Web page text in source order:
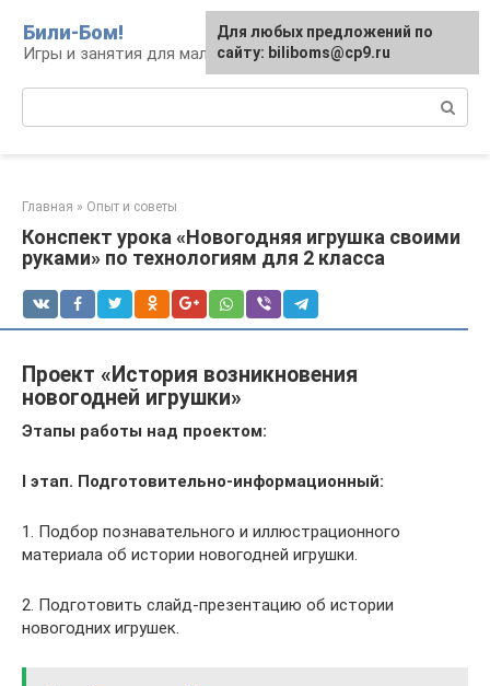
контенту
Били-Бом!
Игры и занятия для малышей и школьников
Главная » Опыт и советы
Конспект урока «Новогодняя игрушка своими
руками» по технологиям для 2 класса
Проект «История возникновения
новогодней игрушки»
Этапы работы над проектом:
I этап. Подготовительно-информационный:
1. Подбор познавательного и иллюстрационного
материала об истории новогодней игрушки.
2. Подготовить слайд-презентацию об истории
новогодних игрушек.
Для любых предложений по
сайту: biliboms@cp9.ru